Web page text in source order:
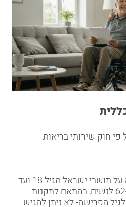
חוק שירותי בריאות
הזכאות לנכות כללית חלה על תושבי ישראל מגיל 18 ועד
גיל פרישה 67) לגברים ו-62 לנשים, בהתאם לתקנות
הפרישה- לא ניתן להגיש